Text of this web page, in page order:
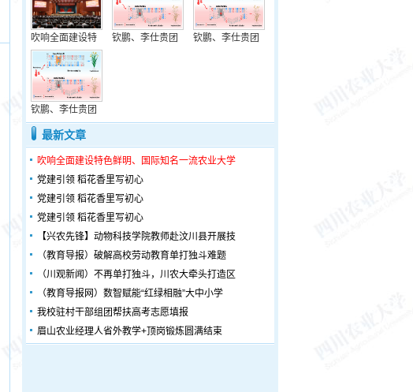
吹响全面建设特 钦鹏、李仕贵团 钦鹏、李仕贵团
钦鹏、李仕贵团
最新文章
吹响全面建设特色鲜明、国际知名一流农业大学
党建引领 稻花香里写初心
党建引领 稻花香里写初心
党建引领 稻花香里写初心
【兴农先锋】动物科技学院教师赴汶川县开展技
（教育导报）破解高校劳动教育单打独斗难题
（川观新闻）不再单打独斗，川农大牵头打造区
（教育导报网）数智赋能“红绿相融”大中小学
我校驻村干部组团帮扶高考志愿填报
眉山农业经理人省外教学+顶岗锻炼圆满结束